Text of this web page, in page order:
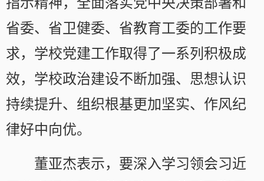
指示精神，全面落实党中央决策部署和
省委、省卫健委、省教育工委的工作要
求，学校党建工作取得了一系列积极成
效，学校政治建设不断加强、思想认识
持续提升、组织根基更加坚实、作风纪
律好中向优。
董亚杰表示，要深入学习领会习近